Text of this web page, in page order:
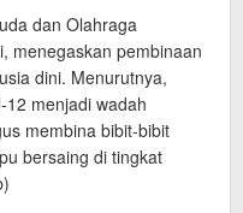
dan Olahraga
menegaskan pembinaan
dini. Menurutnya,
menjadi wadah
membina bibit-bibit
bersaing di tingkat